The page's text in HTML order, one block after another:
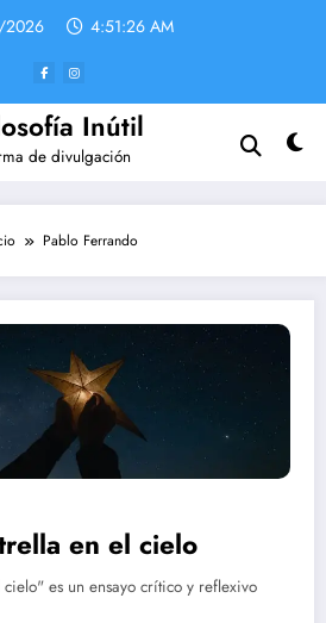
4:51:26 AM
Inútil
de divulgación
Pablo Ferrando
en el cielo
es un ensayo crítico y reflexivo